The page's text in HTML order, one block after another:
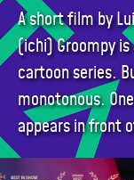
A short film by
(ichi) Groompy
cartoon series.
monotonous.
appears in front